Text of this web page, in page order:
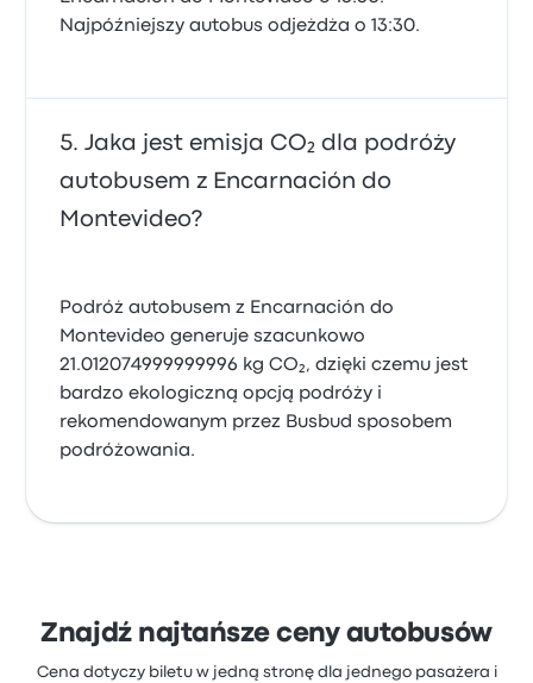
Najpóźniejszy autobus odjeżdża o 13:30.
Jaka jest emisja CO₂ dla podróży
autobusem z Encarnación do
Montevideo?
Podróż autobusem z Encarnación do
Montevideo generuje szacunkowo
21.012074999999996 kg CO₂, dzięki czemu jest
bardzo ekologiczną opcją podróży i
rekomendowanym przez Busbud sposobem
podróżowania.
Znajdź najtańsze ceny autobusów
Cena dotyczy biletu w jedną stronę dla jednego pasażera i